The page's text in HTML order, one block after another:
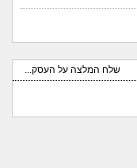
שלח המלצה על העסק...